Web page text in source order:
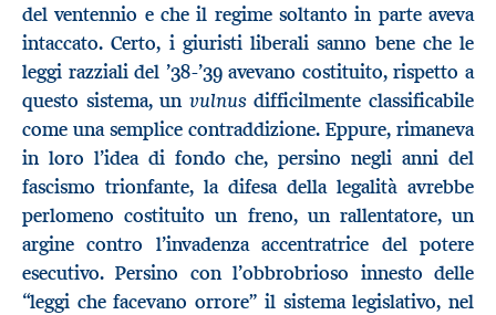
del ventennio e che il regime soltanto in parte aveva
intaccato. Certo, i giuristi liberali sanno bene che le
leggi razziali del ’38-’39 avevano costituito, rispetto a
questo sistema, un vulnusdifficilmente classificabile
come una semplice contraddizione. Eppure, rimaneva
in loro l’idea di fondo che, persino negli anni del
fascismo trionfante, la difesa della legalità avrebbe
perlomeno costituito un freno, un rallentatore, un
argine contro l’invadenza accentratrice del potere
esecutivo. Persino con l’obbrobrioso innesto delle
“leggi che facevano orrore” il sistema legislativo, nel